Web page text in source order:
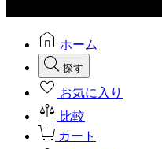
ホーム
探す
お気に入り
比較
カート